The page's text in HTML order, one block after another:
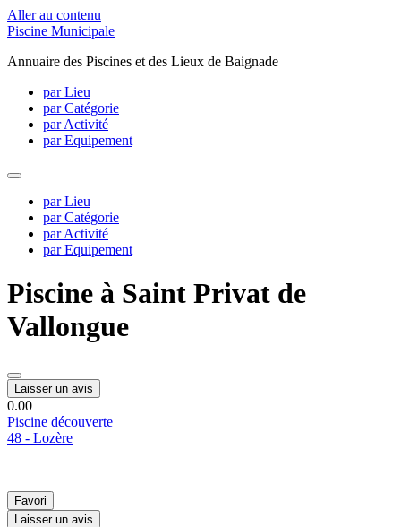
Aller au contenu
Piscine Municipale
Annuaire des Piscines et des Lieux de Baignade
par Lieu
par Catégorie
par Activité
par Equipement
par Lieu
par Catégorie
par Activité
par Equipement
Piscine à Saint Privat de
Vallongue
Laisser un avis
0.00
Piscine découverte
48 - Lozère
Favori
Laisser un avis